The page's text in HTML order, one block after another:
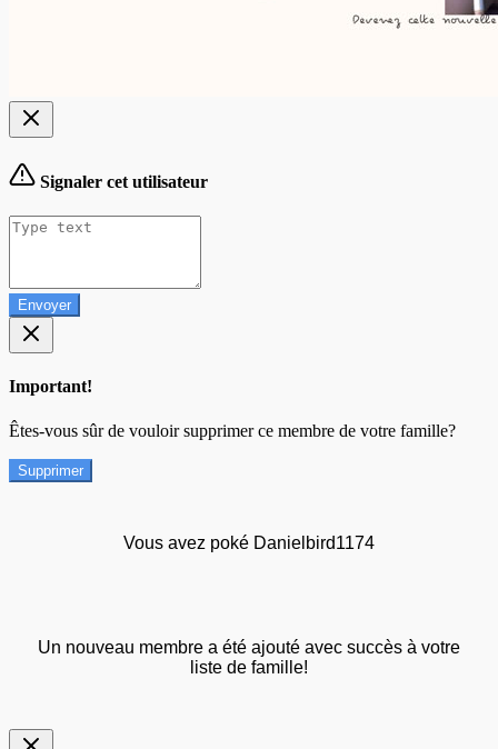
Signaler cet utilisateur
Envoyer
Important!
Êtes-vous sûr de vouloir supprimer ce membre de votre famille?
Supprimer
Vous avez poké Danielbird1174
Un nouveau membre a été ajouté avec succès à votre
liste de famille!